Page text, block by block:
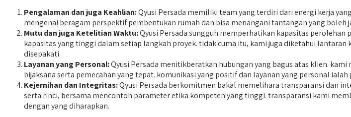
Pengalaman dan juga Keahlian:Qyusi Persada memiliki team yang terdiri dari energi kerja
mengenai beragam perspektif pembentukan rumah dan bisa menangani tantangan yang boleh
Mutu dan juga Ketelitian Waktu:Qyusi Persada sungguh memperhatikan kapasitas
kapasitas yang tinggi dalam setiap langkah proyek. tidak cuma itu, kami juga diketahui
disepakati.
Layanan yang Personal:Qyusi Persada menitikberatkan hubungan yang bagus atas klien.
bijaksana serta pemecahan yang tepat. komunikasi yang positif dan layanan yang personal
Kejernihan dan Integritas:Qyusi Persada berkomitmen bakal memelihara transparansi dan
serta rinci, bersama mencontoh parameter etika kompeten yang tinggi. transparansi kami
dengan yang diharapkan.